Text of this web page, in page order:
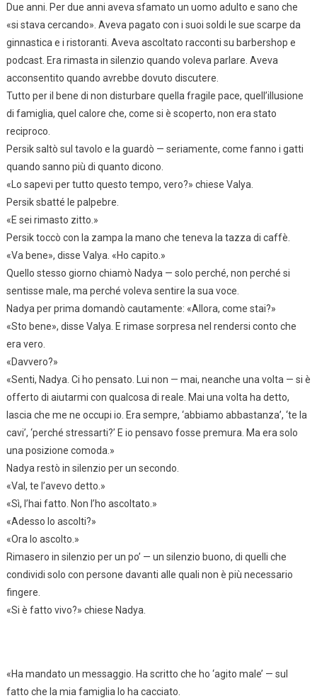
Due anni. Per due anni aveva sfamato un uomo adulto e sano che
«si stava cercando». Aveva pagato con i suoi soldi le sue scarpe da
ginnastica e i ristoranti. Aveva ascoltato racconti su barbershop e
podcast. Era rimasta in silenzio quando voleva parlare. Aveva
acconsentito quando avrebbe dovuto discutere.
Tutto per il bene di non disturbare quella fragile pace, quell’illusione
di famiglia, quel calore che, come si è scoperto, non era stato
reciproco.
Persik saltò sul tavolo e la guardò — seriamente, come fanno i gatti
quando sanno più di quanto dicono.
«Lo sapevi per tutto questo tempo, vero?» chiese Valya.
Persik sbatté le palpebre.
«E sei rimasto zitto.»
Persik toccò con la zampa la mano che teneva la tazza di caffè.
«Va bene», disse Valya. «Ho capito.»
Quello stesso giorno chiamò Nadya — solo perché, non perché si
sentisse male, ma perché voleva sentire la sua voce.
Nadya per prima domandò cautamente: «Allora, come stai?»
«Sto bene», disse Valya. E rimase sorpresa nel rendersi conto che
era vero.
«Davvero?»
«Senti, Nadya. Ci ho pensato. Lui non — mai, neanche una volta — si è
offerto di aiutarmi con qualcosa di reale. Mai una volta ha detto,
lascia che me ne occupi io. Era sempre, ‘abbiamo abbastanza’, ‘te la
cavi’, ‘perché stressarti?’ E io pensavo fosse premura. Ma era solo
una posizione comoda.»
Nadya restò in silenzio per un secondo.
«Val, te l’avevo detto.»
«Sì, l’hai fatto. Non l’ho ascoltato.»
«Adesso lo ascolti?»
«Ora lo ascolto.»
Rimasero in silenzio per un po’ — un silenzio buono, di quelli che
condividi solo con persone davanti alle quali non è più necessario
fingere.
«Si è fatto vivo?» chiese Nadya.
«Ha mandato un messaggio. Ha scritto che ho ‘agito male’ — sul
fatto che la mia famiglia lo ha cacciato.